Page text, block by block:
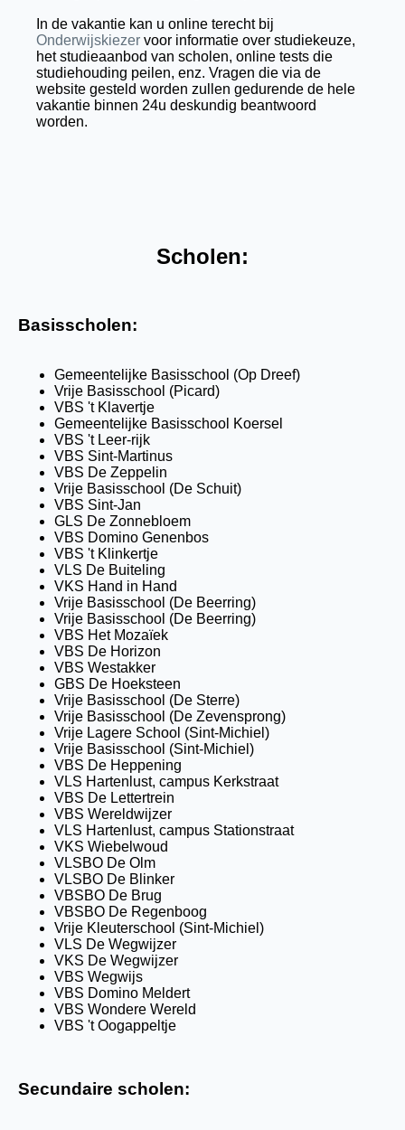
In de vakantie kan u online terecht bij
Onderwijskiezer voor informatie over studiekeuze,
het studieaanbod van scholen, online tests die
studiehouding peilen, enz. Vragen die via de
website gesteld worden zullen gedurende de hele
vakantie binnen 24u deskundig beantwoord
worden.
Scholen:
Basisscholen:
Gemeentelijke Basisschool (Op Dreef)
Vrije Basisschool (Picard)
VBS 't Klavertje
Gemeentelijke Basisschool Koersel
VBS 't Leer-rijk
VBS Sint-Martinus
VBS De Zeppelin
Vrije Basisschool (De Schuit)
VBS Sint-Jan
GLS De Zonnebloem
VBS Domino Genenbos
VBS 't Klinkertje
VLS De Buiteling
VKS Hand in Hand
Vrije Basisschool (De Beerring)
Vrije Basisschool (De Beerring)
VBS Het Mozaïek
VBS De Horizon
VBS Westakker
GBS De Hoeksteen
Vrije Basisschool (De Sterre)
Vrije Basisschool (De Zevensprong)
Vrije Lagere School (Sint-Michiel)
Vrije Basisschool (Sint-Michiel)
VBS De Heppening
VLS Hartenlust, campus Kerkstraat
VBS De Lettertrein
VBS Wereldwijzer
VLS Hartenlust, campus Stationstraat
VKS Wiebelwoud
VLSBO De Olm
VLSBO De Blinker
VBSBO De Brug
VBSBO De Regenboog
Vrije Kleuterschool (Sint-Michiel)
VLS De Wegwijzer
VKS De Wegwijzer
VBS Wegwijs
VBS Domino Meldert
VBS Wondere Wereld
VBS 't Oogappeltje
Secundaire scholen: